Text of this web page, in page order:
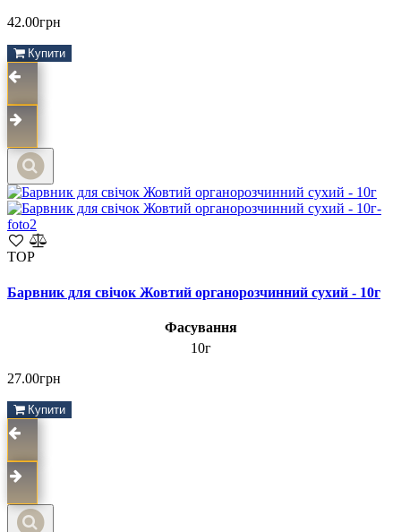
42.00грн
Купити
TOP
Барвник для свічок Жовтий органорозчинний сухий - 10г
Фасування
10г
27.00грн
Купити